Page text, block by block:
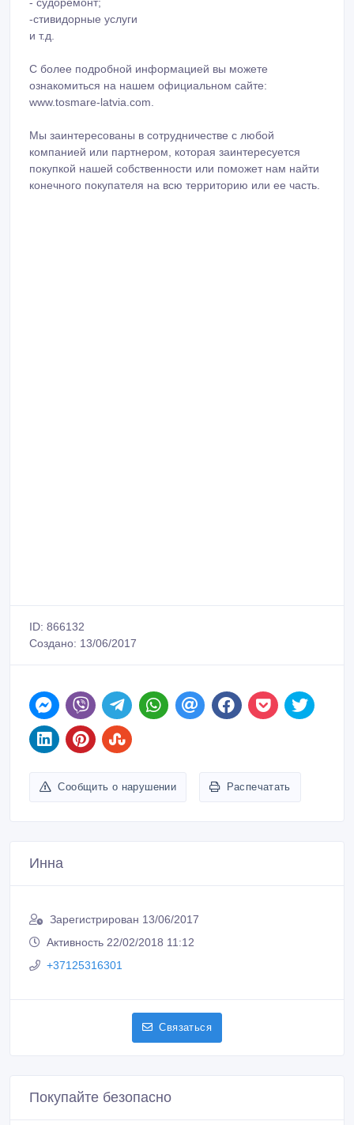
- судоремонт;
-стивидорные услуги
и т.д.
С более подробной информацией вы можете
ознакомиться на нашем официальном сайте:
www.tosmare-latvia.com.
Мы заинтересованы в сотрудничестве с любой
компанией или партнером, которая заинтересуется
покупкой нашей собственности или поможет нам найти
конечного покупателя на всю территорию или ее часть.
ID: 866132
Создано: 13/06/2017
Сообщить о нарушении Распечатать
Инна
Зарегистрирован 13/06/2017
Активность 22/02/2018 11:12
+37125316301
Связаться
Покупайте безопасно